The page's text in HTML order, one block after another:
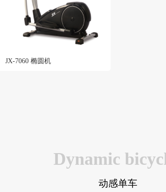
JX-7060 椭圆机
Dynamic
动感单车